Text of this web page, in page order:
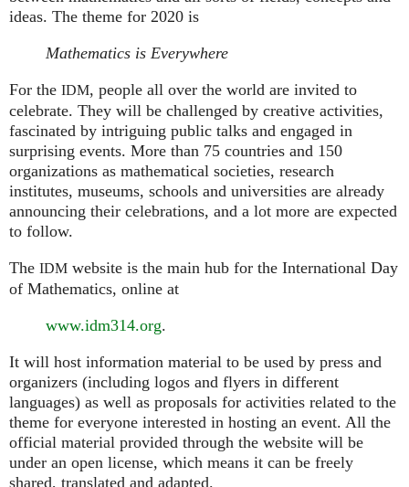
ideas. The theme for 2020 is
Mathematics is Everywhere
For the IDM, people all over the world are invited to
celebrate. They will be challenged by creative activities,
fascinated by intriguing public talks and engaged in
surprising events. More than 75 countries and 150
organizations as mathematical societies, research
institutes, museums, schools and universities are already
announcing their celebrations, and a lot more are expected
to follow.
The IDM website is the main hub for the International Day
of Mathematics, online at
www.idm314.org.
It will host information material to be used by press and
organizers (including logos and flyers in different
languages) as well as proposals for activities related to the
theme for everyone interested in hosting an event. All the
official material provided through the website will be
under an open license, which means it can be freely
shared, translated and adapted.